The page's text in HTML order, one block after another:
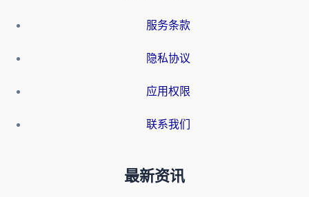
服务条款
隐私协议
应用权限
联系我们
最新资讯